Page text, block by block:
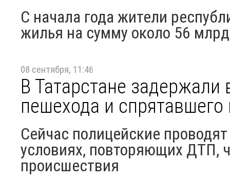
С начала года жители
жилья на сумму около 56
08 сентября, 11:46
В Татарстане
пешехода и
Сейчас полицейские
условиях, повторяющих ДТП,
происшествия